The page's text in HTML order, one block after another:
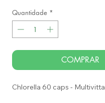
Quantidade *
COMPRAR
Chlorella 60 caps - Multivitta